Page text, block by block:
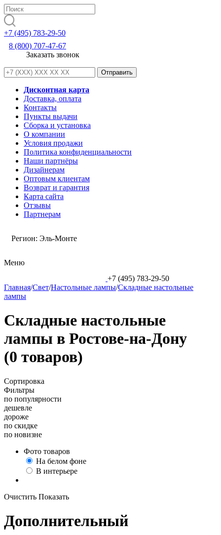
+7 (495) 783-29-50
8 (800) 707-47-67
Заказать звонок
Дисконтная карта
Доставка, оплата
Контакты
Пункты выдачи
Сборка и установка
О компании
Условия продажи
Политика конфиденциальности
Наши партнёры
Дизайнерам
Оптовым клиентам
Возврат и гарантия
Карта сайта
Отзывы
Партнерам
Регион: Эль-Монте
Меню
+7 (495) 783-29-50
Главная/Свет/Настольные лампы/Складные настольные
лампы
Складные настольные
лампы в Ростове-на-Дону
(0 товаров)
Сортировка
Фильтры
по популярности
дешевле
дороже
по скидке
по новизне
Фото товаров
На белом фоне
В интерьере
Очистить Показать
Дополнительный